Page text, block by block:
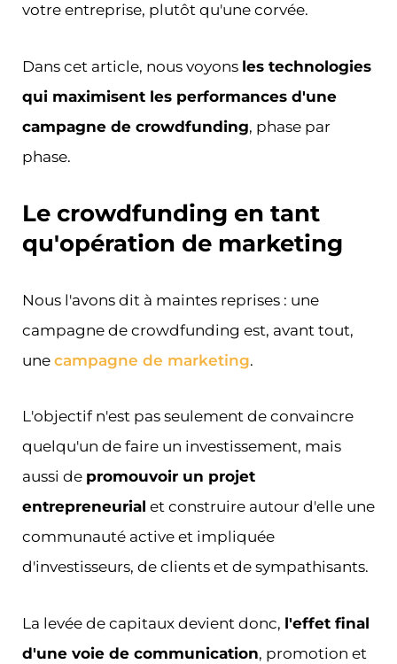
votre entreprise, plutôt qu'une corvée.
Dans cet article, nous voyons les technologies
qui maximisent les performances d'une
campagne de crowdfunding, phase par
phase.
Le crowdfunding en tant
qu'opération de marketing
Nous l'avons dit à maintes reprises : une
campagne de crowdfunding est, avant tout,
une campagne de marketing.
L'objectif n'est pas seulement de convaincre
quelqu'un de faire un investissement, mais
aussi de promouvoir un projet
entrepreneurial et construire autour d'elle une
communauté active et impliquée
d'investisseurs, de clients et de sympathisants.
La levée de capitaux devient donc, l'effet final
d'une voie de communication, promotion et